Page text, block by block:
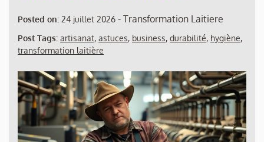
Posted on: 24 juillet 2026 - Transformation Laitiere
Post Tags: artisanat, astuces, business, durabilité, hygiène,
transformation laitière